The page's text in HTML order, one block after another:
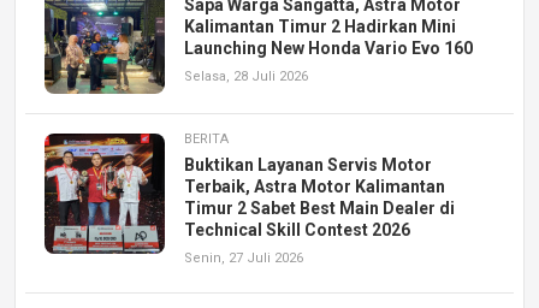
Sapa Warga Sangatta, Astra Motor
Kalimantan Timur 2 Hadirkan Mini
Launching New Honda Vario Evo 160
Selasa, 28 Juli 2026
BERITA
Buktikan Layanan Servis Motor
Terbaik, Astra Motor Kalimantan
Timur 2 Sabet Best Main Dealer di
Technical Skill Contest 2026
Senin, 27 Juli 2026